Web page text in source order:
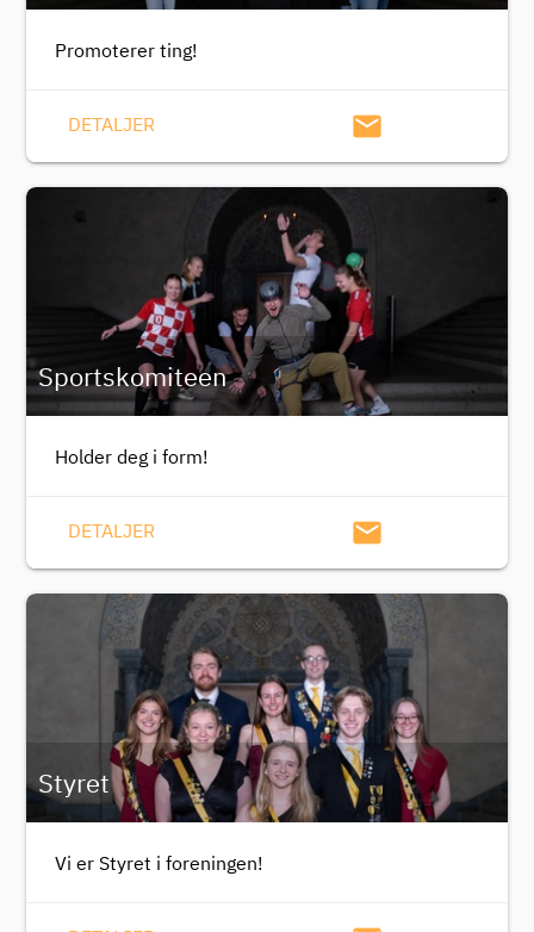
Promoterer ting!
DETALJER email
Sportskomiteen
Holder deg i form!
DETALJER email
Styret
Vi er Styret i foreningen!